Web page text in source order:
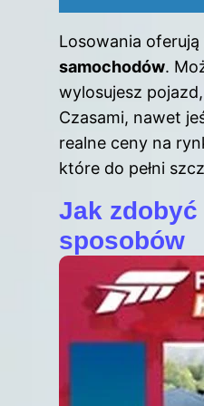
Losowania
samochodów.
wylosujesz
Czasami, nawet
realne ceny na
które do pełni
Jak
sposobów